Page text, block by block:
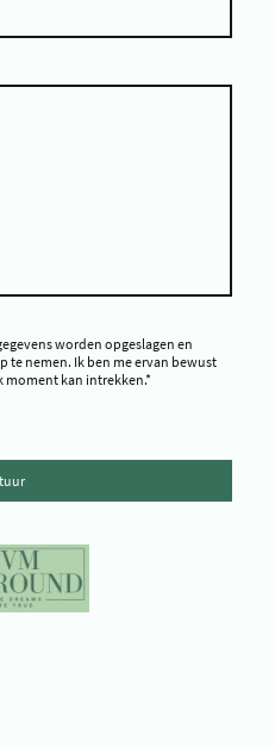
worden opgeslagen en
te nemen. Ik ben me ervan bewust
kan intrekken.*